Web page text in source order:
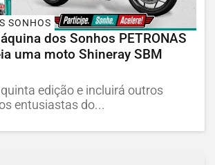
SONHOS
dos Sonhos PETRONAS
uma moto Shineray SBM
edição e incluirá outros
entusiastas do...